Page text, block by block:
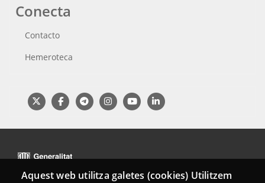
Conecta
Contacto
Hemeroteca
Aquest web utilitza galetes (cookies) Utilitzem